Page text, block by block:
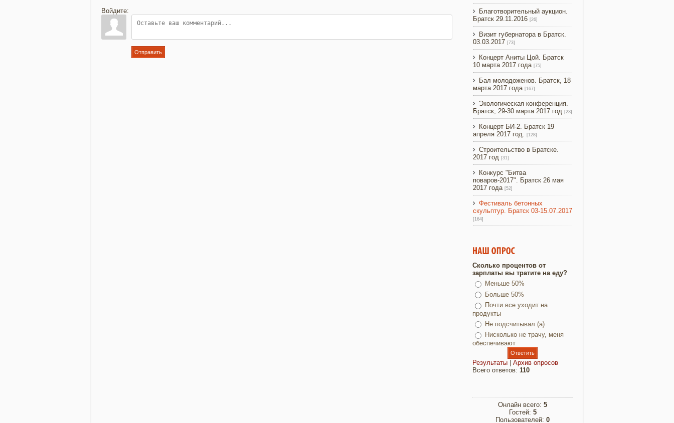
Войдите:
Отправить
Благотворительный аукцион.
Братск 29.11.2016 [26]
Визит губернатора в Братск.
03.03.2017 [73]
Концерт Аниты Цой. Братск
10 марта 2017 года [75]
Бал молодоженов. Братск, 18
марта 2017 года [167]
Экологическая конференция.
Братск, 29-30 марта 2017 год [23]
Концерт БИ-2. Братск 19
апреля 2017 год. [128]
Строительство в Братске.
2017 год [31]
Конкурс "Битва
поваров-2017". Братск 26 мая
2017 года [52]
Фестиваль бетонных
скульптур. Братск 03-15.07.2017
[164]
Сколько процентов от
зарплаты вы тратите на еду?
Меньше 50%
Больше 50%
Почти все уходит на
продукты
Не подсчитывал (а)
Нисколько не трачу, меня
обеспечивают
Результаты
Архив опросов
Всего ответов: 110
Онлайн всего: 5
Гостей: 5
Пользователей: 0